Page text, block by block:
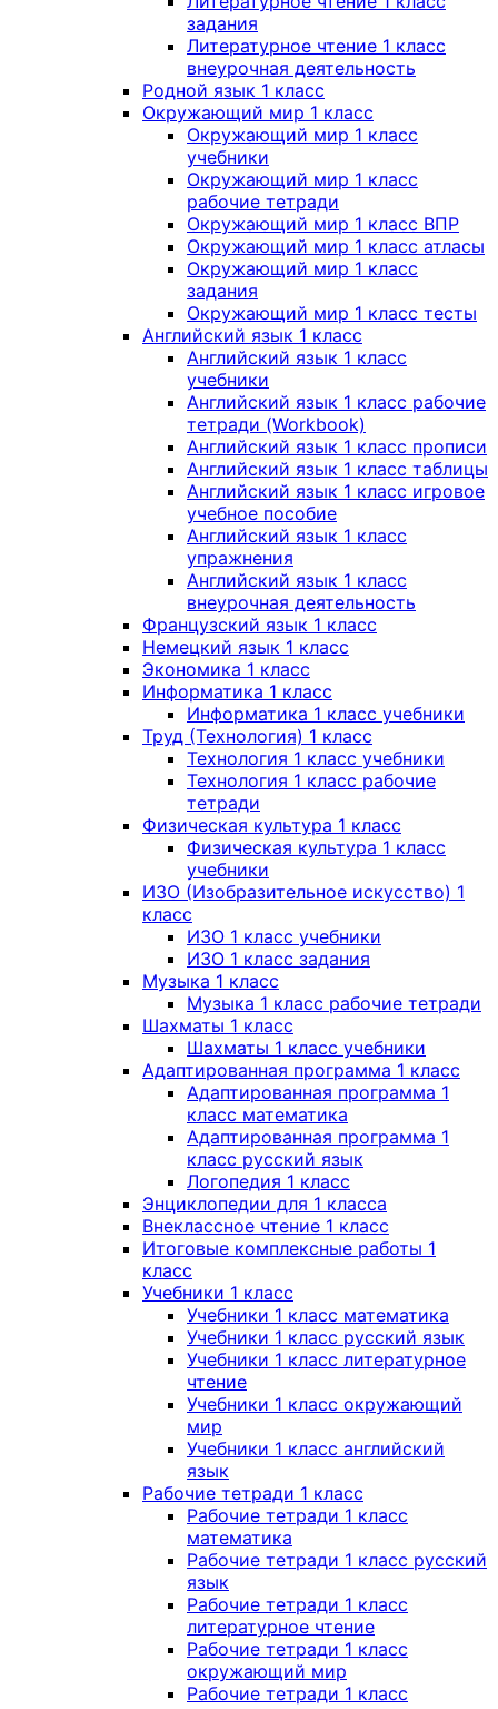
задания
Литературное чтение 1 класс
внеурочная деятельность
Родной язык 1 класс
Окружающий мир 1 класс
Окружающий мир 1 класс
учебники
Окружающий мир 1 класс
рабочие тетради
Окружающий мир 1 класс ВПР
Окружающий мир 1 класс атласы
Окружающий мир 1 класс
задания
Окружающий мир 1 класс тесты
Английский язык 1 класс
Английский язык 1 класс
учебники
Английский язык 1 класс рабочие
тетради (Workbook)
Английский язык 1 класс прописи
Английский язык 1 класс таблицы
Английский язык 1 класс игровое
учебное пособие
Английский язык 1 класс
упражнения
Английский язык 1 класс
внеурочная деятельность
Французский язык 1 класс
Немецкий язык 1 класс
Экономика 1 класс
Информатика 1 класс
Информатика 1 класс учебники
Труд (Технология) 1 класс
Технология 1 класс учебники
Технология 1 класс рабочие
тетради
Физическая культура 1 класс
Физическая культура 1 класс
учебники
ИЗО (Изобразительное искусство) 1
класс
ИЗО 1 класс учебники
ИЗО 1 класс задания
Музыка 1 класс
Музыка 1 класс рабочие тетради
Шахматы 1 класс
Шахматы 1 класс учебники
Адаптированная программа 1 класс
Адаптированная программа 1
класс математика
Адаптированная программа 1
класс русский язык
Логопедия 1 класс
Энциклопедии для 1 класса
Внеклассное чтение 1 класс
Итоговые комплексные работы 1
класс
Учебники 1 класс
Учебники 1 класс математика
Учебники 1 класс русский язык
Учебники 1 класс литературное
чтение
Учебники 1 класс окружающий
мир
Учебники 1 класс английский
язык
Рабочие тетради 1 класс
Рабочие тетради 1 класс
математика
Рабочие тетради 1 класс русский
язык
Рабочие тетради 1 класс
литературное чтение
Рабочие тетради 1 класс
окружающий мир
Рабочие тетради 1 класс